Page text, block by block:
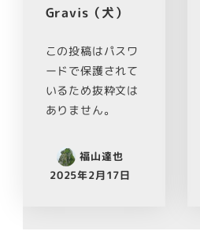
Gravis（犬）
この投稿はパスワ
ードで保護されて
いるため抜粋文は
ありません。
福山達也
2025年2月17日